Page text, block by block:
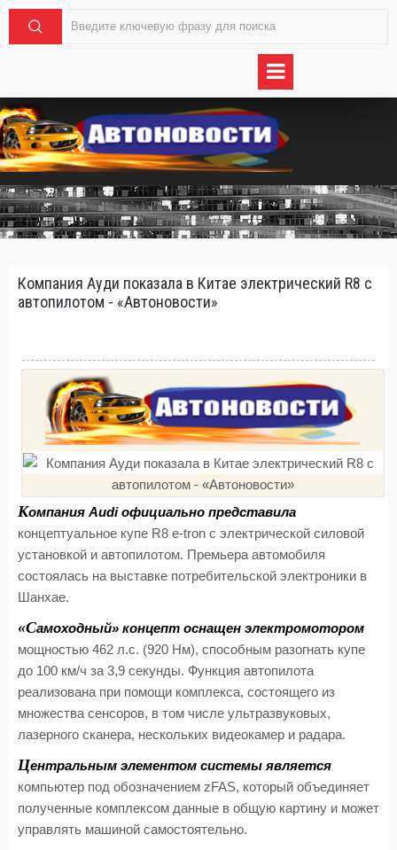
Компания Ауди показала в Китае электрический R8 с
автопилотом - «Автоновости»
Компания Audi официально представила
концептуальное купе R8 e-tron с электрической силовой
установкой и автопилотом. Премьера автомобиля
состоялась на выставке потребительской электроники в
Шанхае.
«Самоходный» концепт оснащен электромотором
мощностью 462 л.с. (920 Нм), способным разогнать купе
до 100 км/ч за 3,9 секунды. Функция автопилота
реализована при помощи комплекса, состоящего из
множества сенсоров, в том числе ультразвуковых,
лазерного сканера, нескольких видеокамер и радара.
Центральным элементом системы является
компьютер под обозначением zFAS, который объединяет
полученные комплексом данные в общую картину и может
управлять машиной самостоятельно.